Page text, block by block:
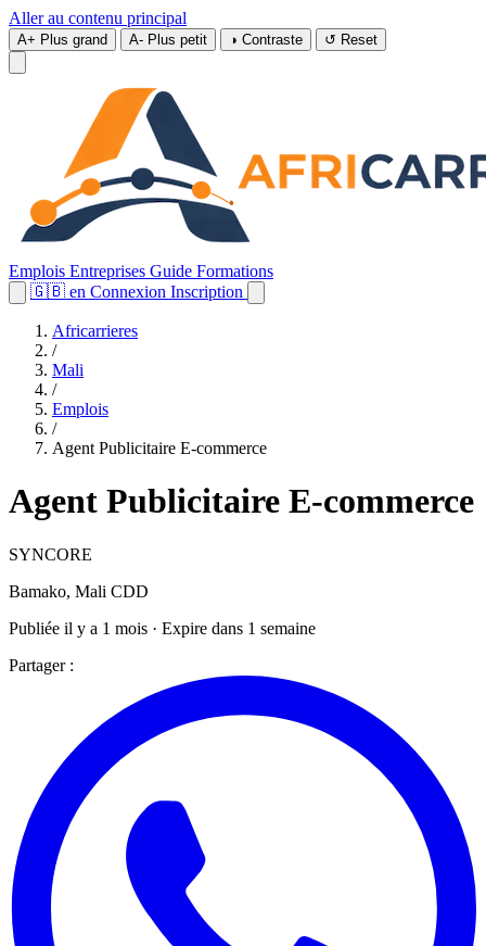
Aller au contenu principal
A+ Plus grand A- Plus petit ◑ Contraste ↺ Reset
Emplois Entreprises Guide Formations
🇬🇧 en Connexion Inscription
Africarrieres
/
Mali
/
Emplois
/
Agent Publicitaire E-commerce
Agent Publicitaire E-commerce
SYNCORE
Bamako, Mali CDD
Publiée il y a 1 mois · Expire dans 1 semaine
Partager :